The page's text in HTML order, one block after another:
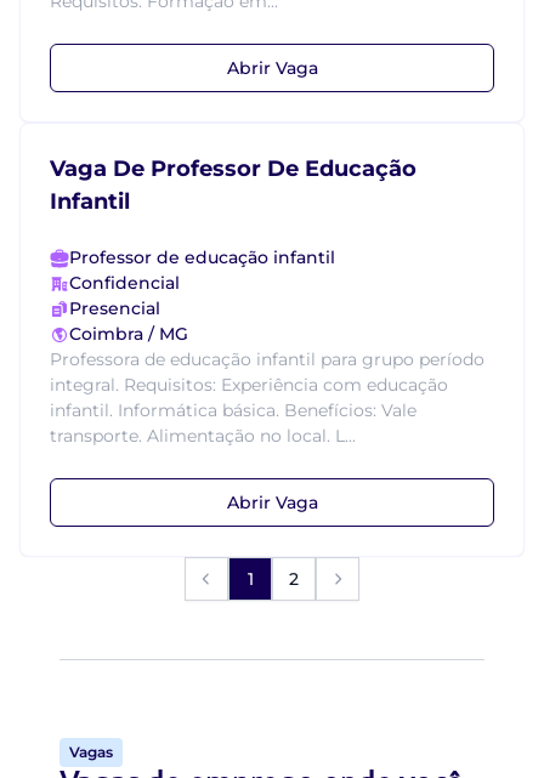
Abrir Vaga
Vaga De Professor De Educação
Infantil
Professor de educação infantil
Confidencial
Presencial
Coimbra / MG
Professora de educação infantil para grupo período
integral. Requisitos: Experiência com educação
infantil. Informática básica. Benefícios: Vale
transporte. Alimentação no local. L...
Abrir Vaga
1 2
Vagas